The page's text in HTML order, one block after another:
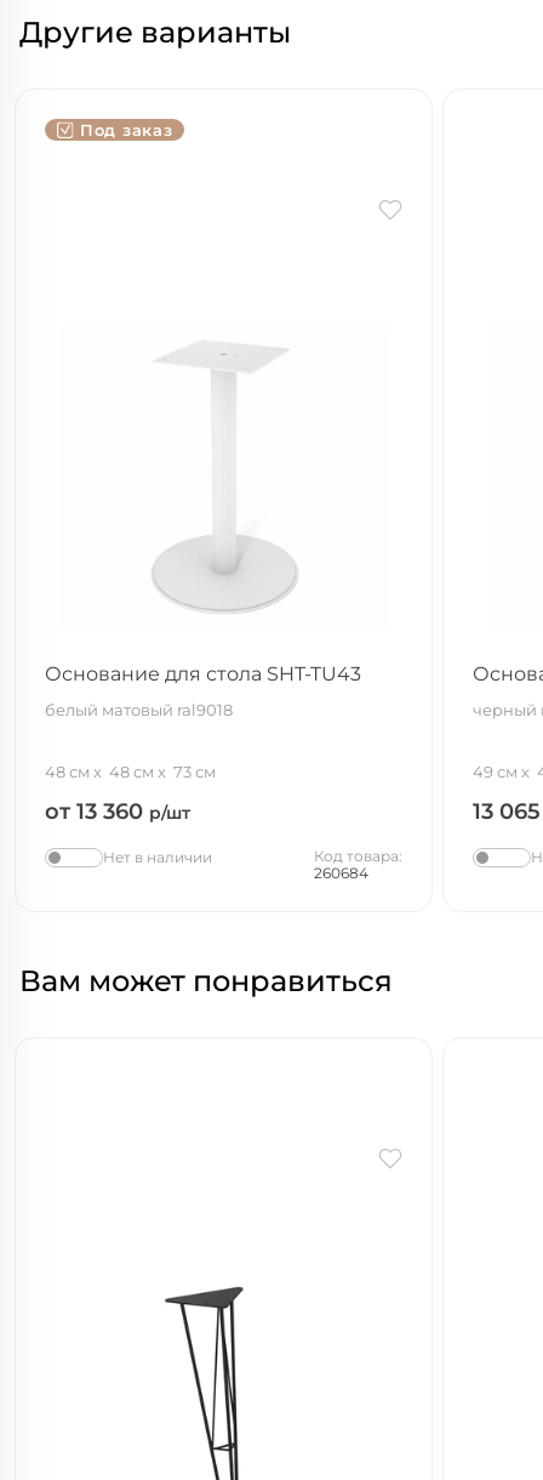
Другие варианты
Под заказ
Основание для стола SHT-TU43
белый матовый ral9018
48 см 48 см 73 см
от 13 360 р/шт
Нет в наличии
Код товара:
260684
черный
49 см
13
Вам может понравиться